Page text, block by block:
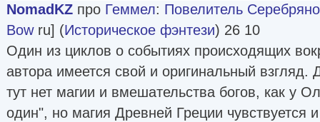
NomadKZ про Геммел: Повелитель
Bowru] (Историческое фэнтези) 26 10
Один из циклов о событиях происходящих
автора имеется свой и оригинальный
тут нет магии и вмешательства богов, как у
один", но магия Древней Греции чувствуется и